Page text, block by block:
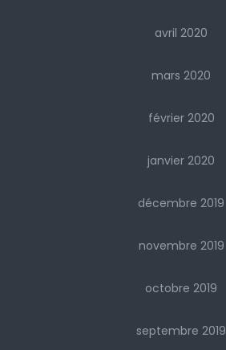
avril 2020
mars 2020
février 2020
janvier 2020
décembre 2019
novembre 2019
octobre 2019
septembre 2019